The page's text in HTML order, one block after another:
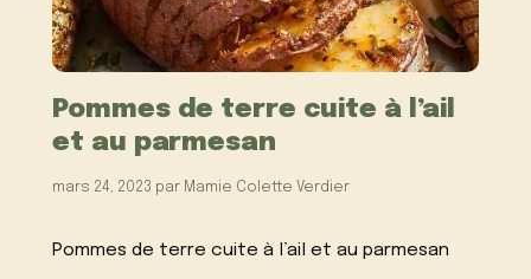
Pommes de terre cuite à l’ail
et au parmesan
mars 24, 2023 par Mamie Colette Verdier
Pommes de terre cuite à l’ail et au parmesan